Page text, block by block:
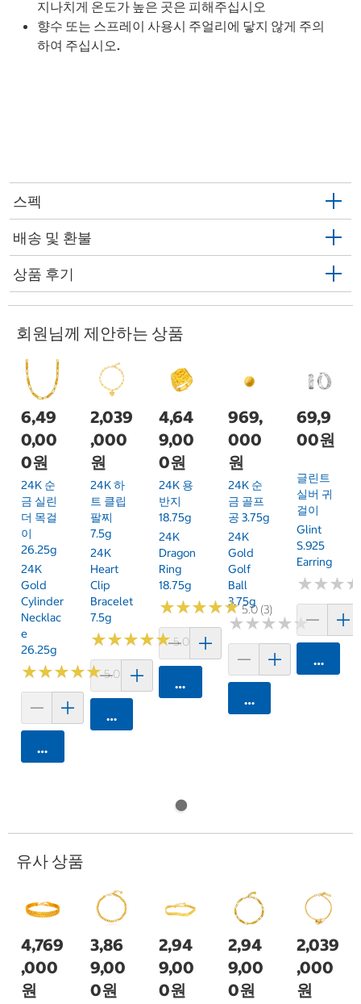
지나치게 온도가 높은 곳은 피해주십시오
향수 또는 스프레이 사용시 주얼리에 닿지 않게 주의
하여 주십시오.
스펙
배송 및 환불
상품 후기
회원님께 제안하는 상품
6,49
0,00
0원
24K 순
금 실린
더 목걸
이
26.25g
24K
Gold
Cylinder
Necklac
E
26.25g
★★★★★
★★★★★5.0 (1)
카트에 담기
2,039
,000
원
24K 하
트 클립
팔찌
7.5g
24K
Heart
Clip
Bracelet
7.5g
★★★★★
★★★★★5.0 (1)
카트에 담기
4,64
9,00
0원
24K 용
반지
18.75g
24K
Dragon
Ring
18.75g
★★★★★
★★★★★5.0 (3)
카트에 담기
969,
000
원
24K 순
금 골프
공 3.75g
24K
Gold
Golf
Ball
3.75g
★★★★★
★★★★★
카트에 담기
69,9
00원
글린트
실버 귀
걸이
Glint
S.925
Earring
★★★
★★★
카트에
유사 상품
4,769
,000
원
3,86
9,00
0원
2,94
9,00
0원
2,94
9,00
0원
2,039
,000
원